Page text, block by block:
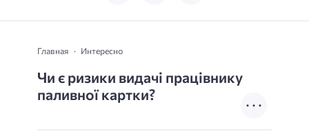
Главная Интересно
Чи є ризики видачі працівнику
паливної картки?